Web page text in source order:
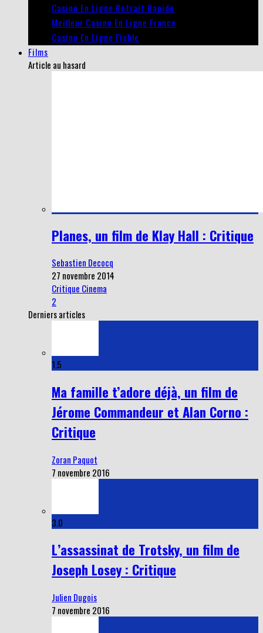
Casino En Ligne Retrait Rapide
Meilleur Casino En Ligne France
Casino En Ligne Fiable
Films
Article au hasard
Planes, un film de Klay Hall : Critique
Sebastien Decocq
27 novembre 2014
Critique Cinema
2
Derniers articles
1.5
Ma famille t’adore déjà, un film de
Jérome Commandeur et Alan Corno :
Critique
Zoran Paquot
7 novembre 2016
3.0
L’assassinat de Trotsky, un film de
Joseph Losey : Critique
Julien Dugois
7 novembre 2016